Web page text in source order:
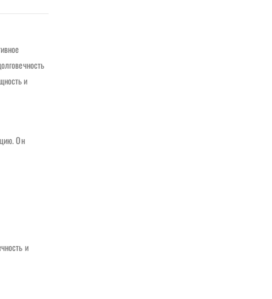
и
Он
и